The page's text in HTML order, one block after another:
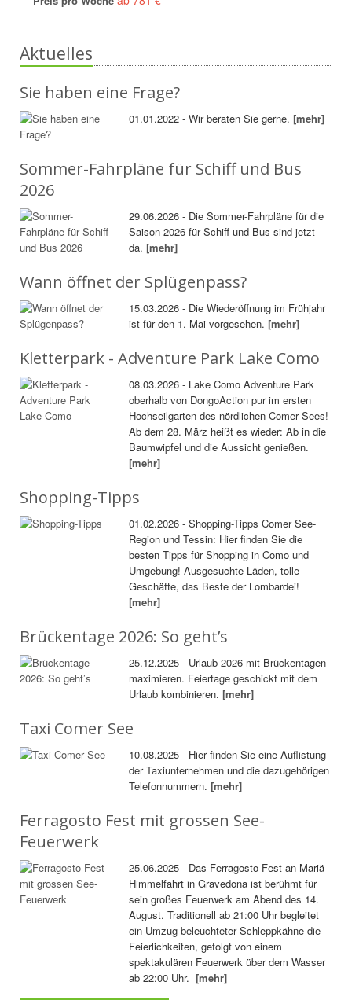
Aktuelles
Sie haben eine Frage?
01.01.2022 - Wir beraten Sie gerne.[mehr]
Sommer-Fahrpläne für Schiff und Bus
2026
29.06.2026 - Die Sommer-Fahrpläne für die
Saison 2026 für Schiff und Bus sind jetzt
da.[mehr]
Wann öffnet der Splügenpass?
15.03.2026 - Die Wiederöffnung im Frühjahr
ist für den 1. Mai vorgesehen.[mehr]
Kletterpark - Adventure Park Lake Como
08.03.2026 - Lake Como Adventure Park
oberhalb von DongoAction pur im ersten
Hochseilgarten des nördlichen Comer Sees!
Ab dem 28. März heißt es wieder: Ab in die
Baumwipfel und die Aussicht genießen.
[mehr]
Shopping-Tipps
01.02.2026 - Shopping-Tipps Comer See-
Region und Tessin: Hier finden Sie die
besten Tipps für Shopping in Como und
Umgebung! Ausgesuchte Läden, tolle
Geschäfte, das Beste der Lombardei!
[mehr]
Brückentage 2026: So geht’s
25.12.2025 - Urlaub 2026 mit Brückentagen
maximieren. Feiertage geschickt mit dem
Urlaub kombinieren.[mehr]
Taxi Comer See
10.08.2025 - Hier finden Sie eine Auflistung
der Taxiunternehmen und die dazugehörigen
Telefonnummern.[mehr]
Ferragosto Fest mit grossen See-
Feuerwerk
25.06.2025 - Das Ferragosto-Fest an Mariä
Himmelfahrt in Gravedona ist berühmt für
sein großes Feuerwerk am Abend des 14.
August. Traditionell ab 21:00 Uhr begleitet
ein Umzug beleuchteter Schleppkähne die
Feierlichkeiten, gefolgt von einem
spektakulären Feuerwerk über dem Wasser
ab 22:00 Uhr.[mehr]